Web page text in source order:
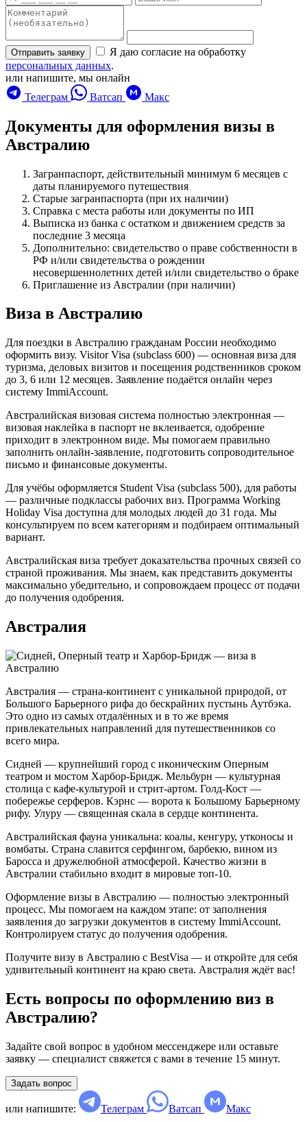
Отправить заявку
Я даю согласие на обработку
персональных данных.
или напишите, мы онлайн
Телеграм
Ватсап Макс
Документы для оформления визы в
Австралию
Загранпаспорт, действительный минимум 6 месяцев с
даты планируемого путешествия
Старые загранпаспорта (при их наличии)
Справка с места работы или документы по ИП
Выписка из банка с остатком и движением средств за
последние 3 месяца
Дополнительно: свидетельство о праве собственности в
РФ и/или свидетельства о рождении
несовершеннолетних детей и/или свидетельство о браке
Приглашение из Австралии (при наличии)
Виза в Австралию
Для поездки в Австралию гражданам России необходимо
оформить визу. Visitor Visa (subclass 600) — основная виза для
туризма, деловых визитов и посещения родственников сроком
до 3, 6 или 12 месяцев. Заявление подаётся онлайн через
систему ImmiAccount.
Австралийская визовая система полностью электронная —
визовая наклейка в паспорт не вклеивается, одобрение
приходит в электронном виде. Мы помогаем правильно
заполнить онлайн-заявление, подготовить сопроводительное
письмо и финансовые документы.
Для учёбы оформляется Student Visa (subclass 500), для работы
— различные подклассы рабочих виз. Программа Working
Holiday Visa доступна для молодых людей до 31 года. Мы
консультируем по всем категориям и подбираем оптимальный
вариант.
Австралийская виза требует доказательства прочных связей со
страной проживания. Мы знаем, как представить документы
максимально убедительно, и сопровождаем процесс от подачи
до получения одобрения.
Австралия
Австралия — страна-континент с уникальной природой, от
Большого Барьерного рифа до бескрайних пустынь Аутбэка.
Это одно из самых отдалённых и в то же время
привлекательных направлений для путешественников со
всего мира.
Сидней — крупнейший город с иконическим Оперным
театром и мостом Харбор-Бридж. Мельбурн — культурная
столица с кафе-культурой и стрит-артом. Голд-Кост —
побережье серферов. Кэрнс — ворота к Большому Барьерному
рифу. Улуру — священная скала в сердце континента.
Австралийская фауна уникальна: коалы, кенгуру, утконосы и
вомбаты. Страна славится серфингом, барбекю, вином из
Баросса и дружелюбной атмосферой. Качество жизни в
Австралии стабильно входит в мировые топ-10.
Оформление визы в Австралию — полностью электронный
процесс. Мы помогаем на каждом этапе: от заполнения
заявления до загрузки документов в систему ImmiAccount.
Контролируем статус до получения одобрения.
Получите визу в Австралию с BestVisa — и откройте для себя
удивительный континент на краю света. Австралия ждёт вас!
Есть вопросы по оформлению виз в
Австралию?
Задайте свой вопрос в удобном мессенджере или оставьте
заявку — специалист свяжется с вами в течение 15 минут.
Задать вопрос
или напишите: Телеграм Ватсап Макс